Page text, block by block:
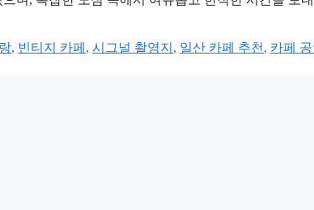
, 빈티지 카페 , 시그널 촬영지 , 일산 카페 추천, 카페